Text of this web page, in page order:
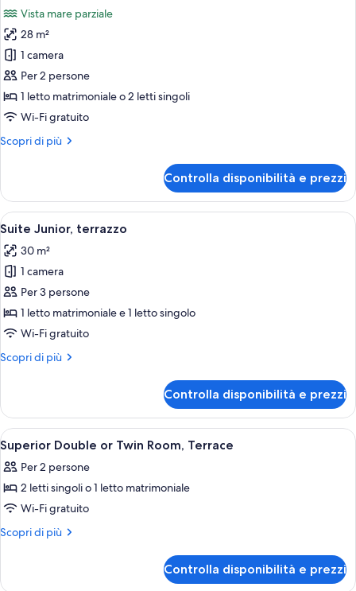
2
letti
singoli,
balcone
foto
per
Camera
Superior
con
letto
o
singoli,
terrazzo
Vista mare parziale
28 m²
1 camera
Per 2 persone
1 letto matrimoniale o 2 letti singoli
Wi-Fi gratuito
Scopri di più
Altri
Superior
con
letto
o
2
letti
singoli,
terrazzo
Controlla disponibilità e prezzi
Apri
tutte
le
foto
per
Suite
Junior,
Suite Junior, terrazzo | Minibar, una
20
Suite Junior, terrazzo
30 m²
1 camera
Per 3 persone
1 letto matrimoniale e 1 letto singolo
Wi-Fi gratuito
Scopri di più
Altri
Junior,
terrazzo
Controlla disponibilità e prezzi
Apri
tutte
le
foto
per
Superior
Twin
Una camera d'albergo con un letto,
5
Superior Double or Twin Room, Terrace
Per 2 persone
2 letti singoli o 1 letto matrimoniale
Wi-Fi gratuito
Scopri di più
Altri
Controlla disponibilità e prezzi